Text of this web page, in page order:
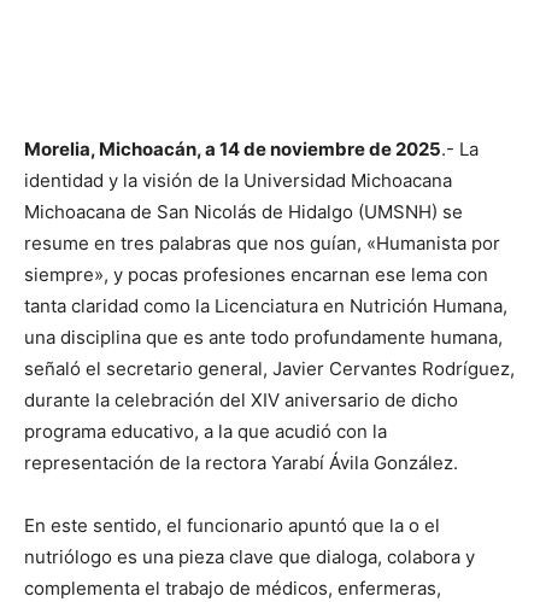
Morelia, Michoacán, a 14 de noviembre de 2025.- La
identidad y la visión de la Universidad Michoacana
Michoacana de San Nicolás de Hidalgo (UMSNH) se
resume en tres palabras que nos guían, «Humanista por
siempre», y pocas profesiones encarnan ese lema con
tanta claridad como la Licenciatura en Nutrición Humana,
una disciplina que es ante todo profundamente humana,
señaló el secretario general, Javier Cervantes Rodríguez,
durante la celebración del XIV aniversario de dicho
programa educativo, a la que acudió con la
representación de la rectora Yarabí Ávila González.
En este sentido, el funcionario apuntó que la o el
nutriólogo es una pieza clave que dialoga, colabora y
complementa el trabajo de médicos, enfermeras,